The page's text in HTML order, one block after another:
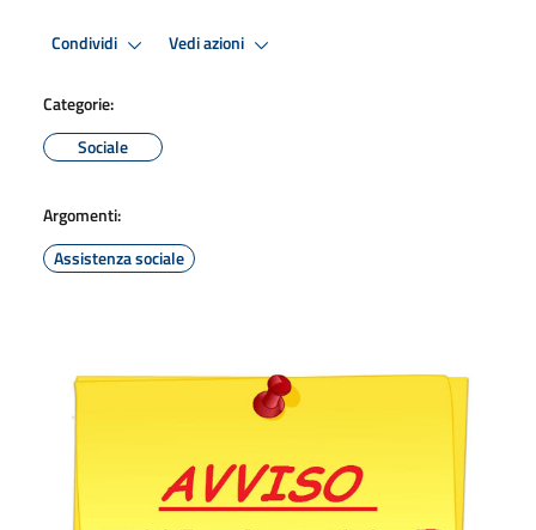
Condividi Vedi azioni
Categorie:
Sociale
Argomenti:
Assistenza sociale